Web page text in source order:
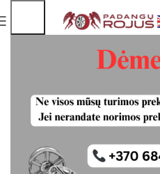
Kleber Dynaxer